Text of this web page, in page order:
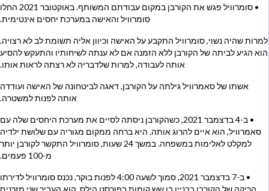
• סומרוויל פגש את הקורבן במקום עבודתם המשותף. באוקטובר 2021 החלו
סומרוויל והאישה במערכת יחסים אינטימית.
למרות שהיה נשוי, סומרוויל התקבע על האישה וכיוון אליה תשומת לב לא רצויה.
הוא הגיע לביתה של הקורבן ללא הזמנה אם לא ענתה לשיחותיו והתעקש להסיע
אותה לעבודה, למרות שלדבריה לא רצתה לראות אותו.
אשתו של סאמרוויל גילתה על הקורבן, דאגה לביטחונה של האישה ועודדה
אותה לפנות למשטרה.
• ב-4 בדצמבר 2021, כשהקורבן ניסתה לסיים את מערכת היחסים שלה עם
סאמרוויל, הוא איים להרוג אותה. היא ברחה ממקום מגוריה עם שלושת ילדיה
למקלט לאלימות במשפחה. במשך 24 שעות, סומרוויל התקשר לקורבן יותר
מ-100 פעמים.
• ב-7 בדצמבר 2021, סמוך לשעה 4:00 לפנות בוקר, נכנס סומרוויל לדירתו